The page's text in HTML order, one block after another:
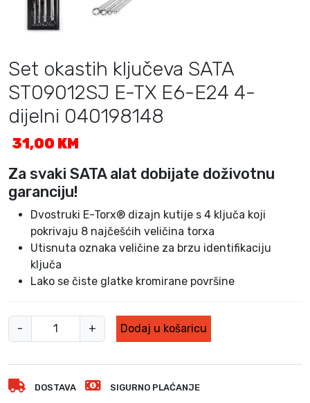
Set okastih ključeva SATA
ST09012SJ E-TX E6-E24 4-
dijelni 040198148
31,00 KM
Za svaki SATA alat dobijate doživotnu
garanciju!
Dvostruki E-Torx® dizajn kutije s 4 ključa koji
pokrivaju 8 najčešćih veličina torxa
Utisnuta oznaka veličine za brzu identifikaciju
ključa
Lako se čiste glatke kromirane površine
-
e
k
+ Dodaj u košaricu
DOSTAVA SIGURNO PLAĆANJE